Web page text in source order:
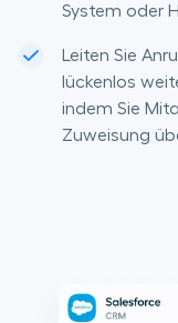
System oder
Leiten Sie
lückenlos
indem Sie
Zuweisung